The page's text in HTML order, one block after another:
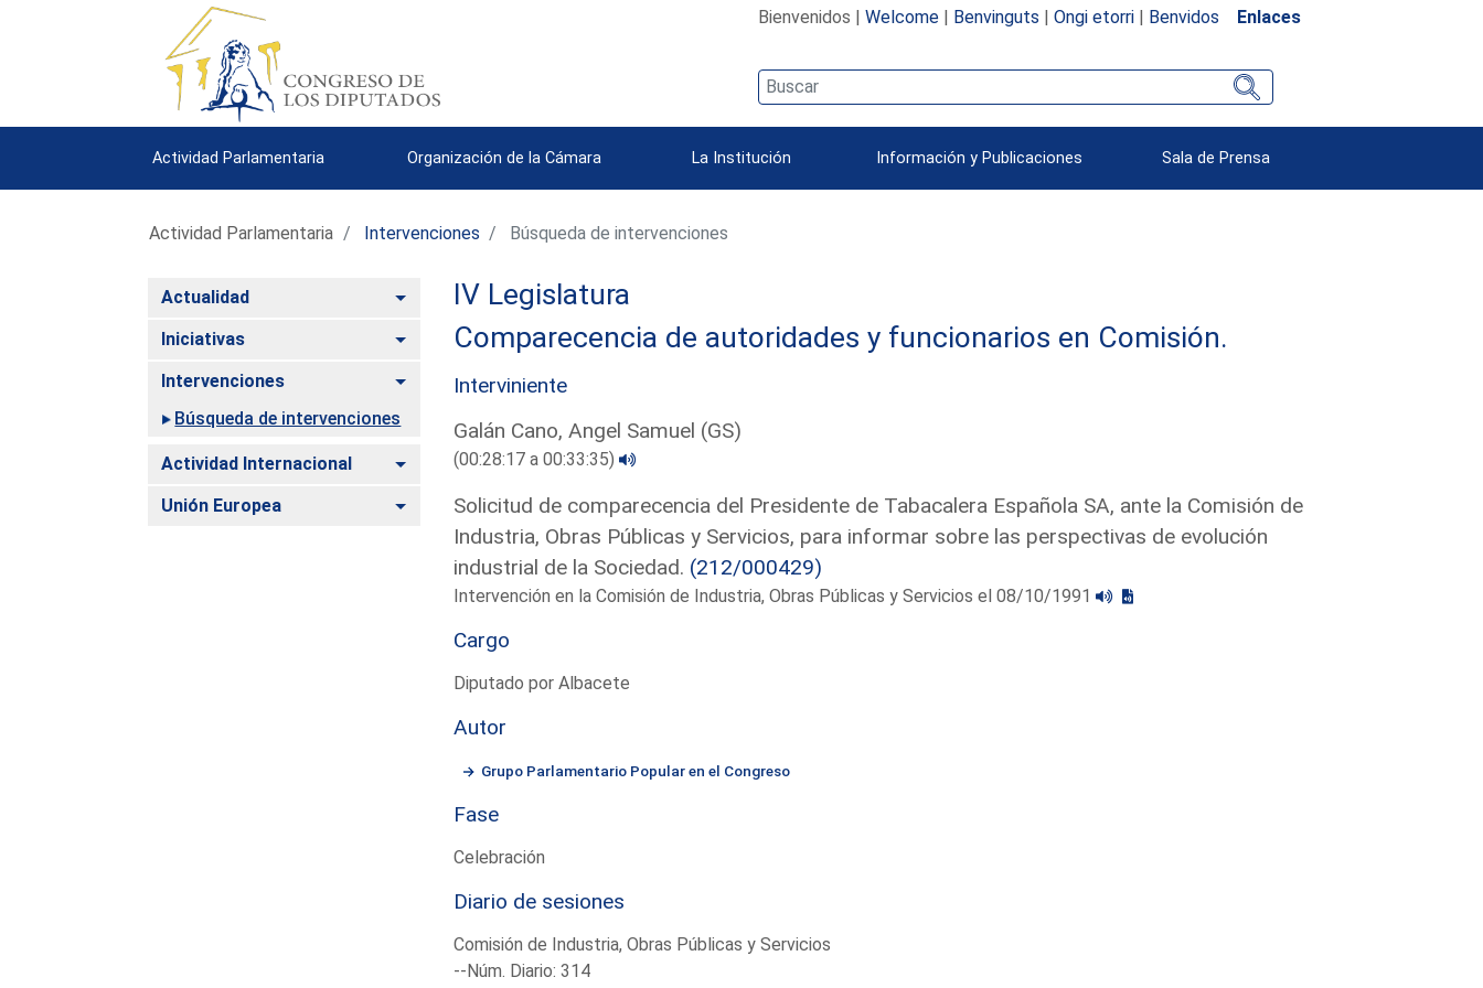
Bienvenidos | Welcome| Benvinguts | Ongi etorri| Benvidos Enlaces
Actividad Parlamentaria Organización de la Cámara La Institución Información y Publicaciones Sala de Prensa
Actividad Parlamentaria Intervenciones Búsqueda de intervenciones
Actualidad Alternar
Iniciativas Alternar
Intervenciones
Alternar
Búsqueda de intervenciones
Actividad Internacional Alternar
Unión Europea Alternar
IV Legislatura
Comparecencia de autoridades y funcionarios en Comisión.
Interviniente
Galán Cano, Angel Samuel (GS)
(00:28:17 a 00:33:35)
Solicitud de comparecencia del Presidente de Tabacalera Española SA, ante la Comisión de
Industria, Obras Públicas y Servicios, para informar sobre las perspectivas de evolución
industrial de la Sociedad. (212/000429)
Intervención en la Comisión de Industria, Obras Públicas y Servicios el 08/10/1991
Cargo
Diputado por Albacete
Autor
Grupo Parlamentario Popular en el Congreso
Fase
Celebración
Diario de sesiones
Comisión de Industria, Obras Públicas y Servicios
--Núm. Diario: 314